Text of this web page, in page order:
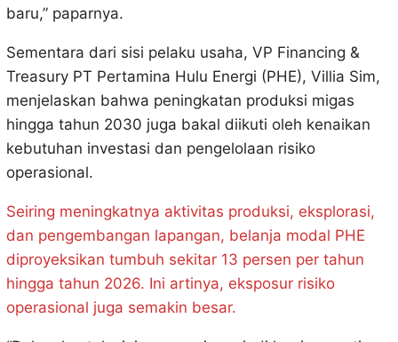
baru,” paparnya.
Sementara dari sisi pelaku usaha, VP Financing &
Treasury PT Pertamina Hulu Energi (PHE), Villia Sim,
menjelaskan bahwa peningkatan produksi migas
hingga tahun 2030 juga bakal diikuti oleh kenaikan
kebutuhan investasi dan pengelolaan risiko
operasional.
Seiring meningkatnya aktivitas produksi, eksplorasi,
dan pengembangan lapangan, belanja modal PHE
diproyeksikan tumbuh sekitar 13 persen per tahun
hingga tahun 2026. Ini artinya, eksposur risiko
operasional juga semakin besar.